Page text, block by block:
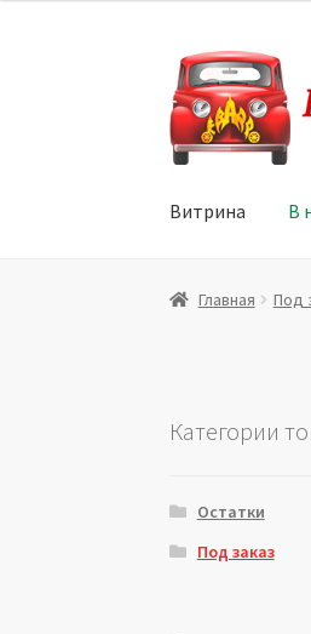
Перейти
к
навигации
Перейти
к
содержимому
Витрина В
Главная Витрина
Главная Под
Категории
Остатки
Под заказ